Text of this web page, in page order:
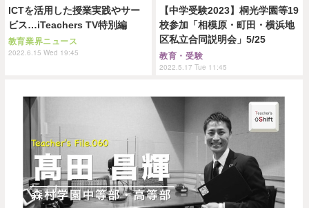
ICTを活用した授業実践やサー
ビス…iTeachers TV特別編
教育業界ニュース
2022.6.15 Wed 19:45
【中学受験2023】桐光学園等19
校参加「相模原・町田・横浜地
区私立合同説明会」5/25
教育・受験
2022.5.17 Tue 11:45